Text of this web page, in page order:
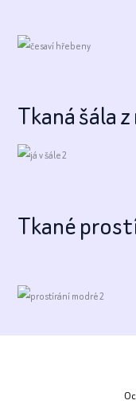
Tkaná šála
Tkané